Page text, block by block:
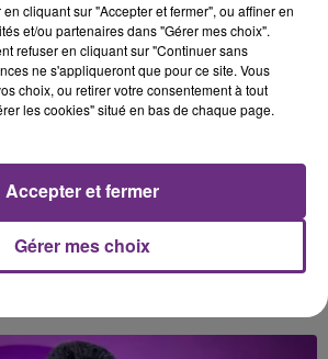
La Recette
cliquant sur "Accepter et fermer", ou affiner en
et/ou partenaires dans "Gérer mes choix".
refuser en cliquant sur "Continuer sans
ne s'appliqueront que pour ce site. Vous
choix, ou retirer votre consentement à tout
les cookies" situé en bas de chaque page.
Gérer mes choix
Accepter et fermer